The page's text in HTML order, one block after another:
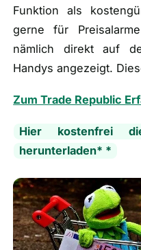
Funktion als
gerne für
nämlich direkt auf
Handys angezeigt.
Zum Trade Republic
Hier kostenfrei
herunterladen* *